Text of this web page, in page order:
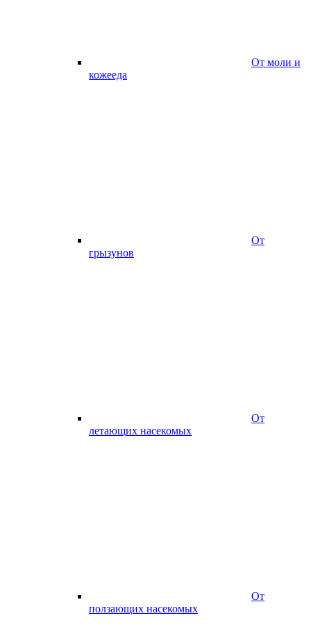
От моли и
кожееда
От
грызунов
От
летающих насекомых
От
ползающих насекомых